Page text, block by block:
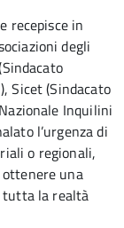
recepisce in
degli
Sicet (Sindacato
Inquilini
l’urgenza di
o regionali,
ottenere una
tutta la realtà